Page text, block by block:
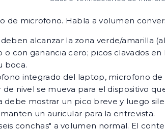
de microfono. Habla a volumen
alcanzar la zona verde/amarilla
con ganancia cero; picos clavados
boca.
integrado del laptop, microfono
nivel se mueva para el dispositivo
debe mostrar un pico breve y luego
un auricular para la entrevista.
conchas" a volumen normal. El